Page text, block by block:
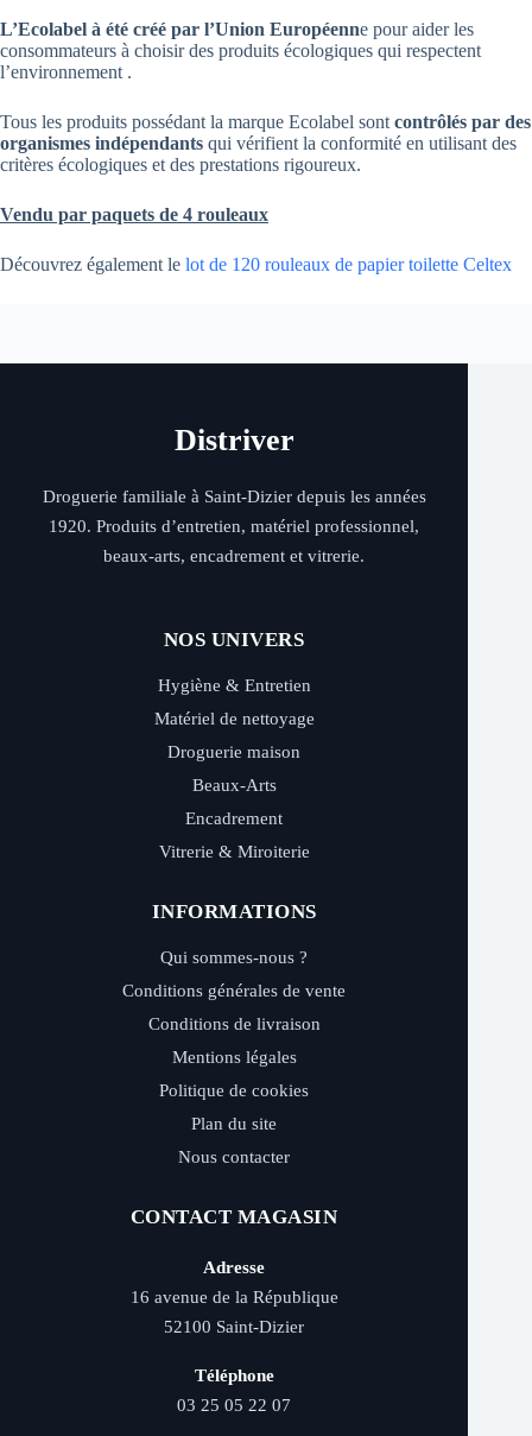
L’Ecolabel à été créé par l’Union Européenne pour aider les
consommateurs à choisir des produits écologiques qui respectent
l’environnement .
Tous les produits possédant la marque Ecolabel sont contrôlés par des
organismes indépendants qui vérifient la conformité en utilisant des
critères écologiques et des prestations rigoureux.
Vendu par paquets de 4 rouleaux
Découvrez également le lot de 120 rouleaux de papier toilette Celtex
Distriver
Droguerie familiale à Saint-Dizier depuis les années
1920. Produits d’entretien, matériel professionnel,
beaux-arts, encadrement et vitrerie.
NOS UNIVERS
Hygiène & Entretien
Matériel de nettoyage
Droguerie maison
Beaux-Arts
Encadrement
Vitrerie & Miroiterie
INFORMATIONS
Qui sommes-nous ?
Conditions générales de vente
Conditions de livraison
Mentions légales
Politique de cookies
Plan du site
Nous contacter
CONTACT MAGASIN
Adresse
16 avenue de la République
52100 Saint-Dizier
Téléphone
03 25 05 22 07